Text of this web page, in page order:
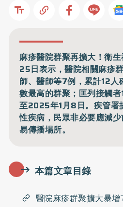
麻疹醫院群聚再擴大！衛
25日表示，醫院相關麻疹
師、醫師等7例，累計12
數最高的群聚；匡列接觸
至2025年1月8日。疾管署
性疾病，民眾非必要應減
易傳播場所。
本篇文章目錄
醫院麻疹群聚擴大暴增